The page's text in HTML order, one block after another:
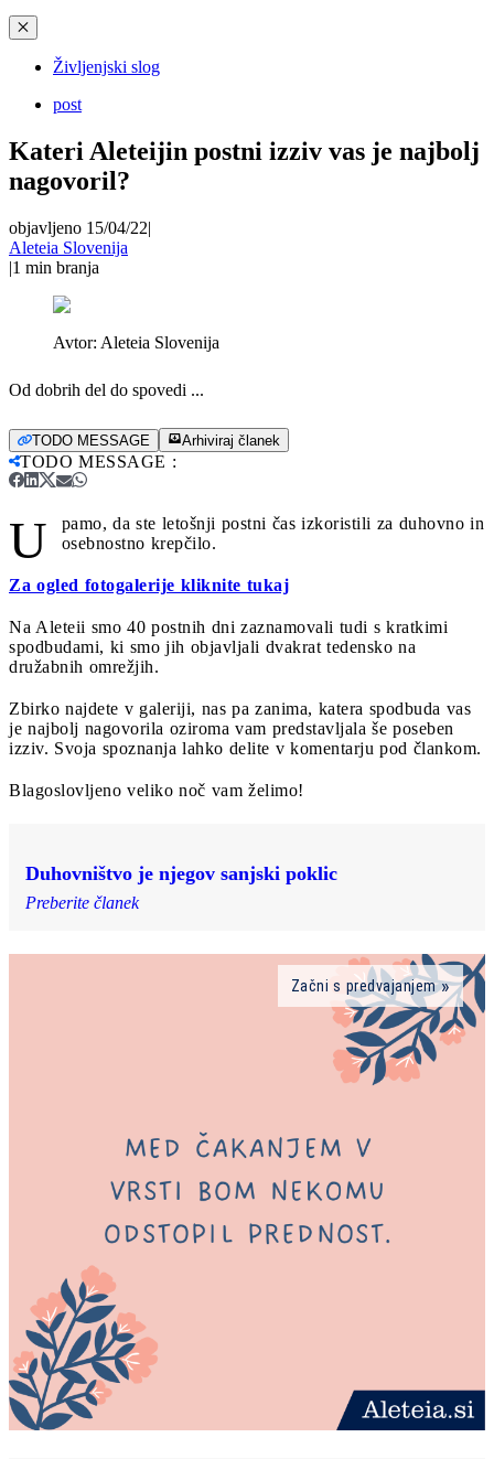
✕
Življenjski slog
post
Kateri Aleteijin postni izziv vas je najbolj
nagovoril?
objavljeno 15/04/22|
Aleteia Slovenija
|1 min branja
Avtor: Aleteia Slovenija
Od dobrih del do spovedi ...
TODO MESSAGE Arhiviraj članek
TODO MESSAGE :
U
pamo, da ste letošnji postni čas izkoristili za duhovno in
osebnostno krepčilo.
Za ogled fotogalerije kliknite tukaj
Na Aleteii smo 40 postnih dni zaznamovali tudi s kratkimi
spodbudami, ki smo jih objavljali dvakrat tedensko na
družabnih omrežjih.
Zbirko najdete v galeriji, nas pa zanima, katera spodbuda vas
je najbolj nagovorila oziroma vam predstavljala še poseben
izziv. Svoja spoznanja lahko delite v komentarju pod člankom.
Blagoslovljeno veliko noč vam želimo!
Duhovništvo je njegov sanjski poklic
Preberite članek
Začni s predvajanjem